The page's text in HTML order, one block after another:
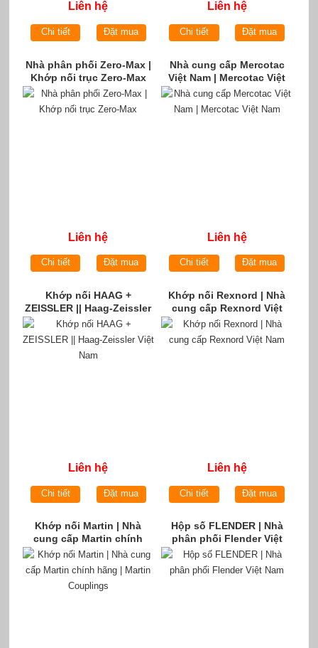
Liên hệ
Chi tiết Đặt mua
Liên hệ
Chi tiết Đặt mua
Nhà phân phối Zero-Max |
Khớp nối trục Zero-Max
Liên hệ
Chi tiết Đặt mua
Nhà cung cấp Mercotac
Việt Nam | Mercotac Việt
Nam
Liên hệ
Chi tiết Đặt mua
Khớp nối HAAG +
ZEISSLER || Haag-Zeissler
Việt Nam
Liên hệ
Chi tiết Đặt mua
Khớp nối Rexnord | Nhà
cung cấp Rexnord Việt
Nam
Liên hệ
Chi tiết Đặt mua
Khớp nối Martin | Nhà
cung cấp Martin chính
hãng | Martin Couplings
Hộp số FLENDER | Nhà
phân phối Flender Việt
Nam